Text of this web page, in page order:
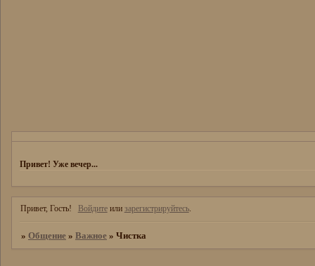
Привет! Уже вечер...
Привет, Гость! Войдитеили зарегистрируйтесь.
» Общение » Важное » Чистка